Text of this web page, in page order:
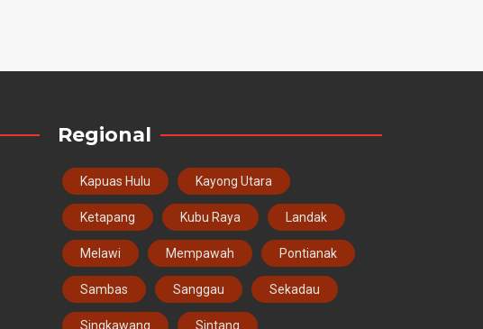
Regional
Kapuas Hulu Kayong Utara
Ketapang Kubu Raya Landak
Melawi Mempawah Pontianak
Sambas Sanggau Sekadau
Singkawang Sintang